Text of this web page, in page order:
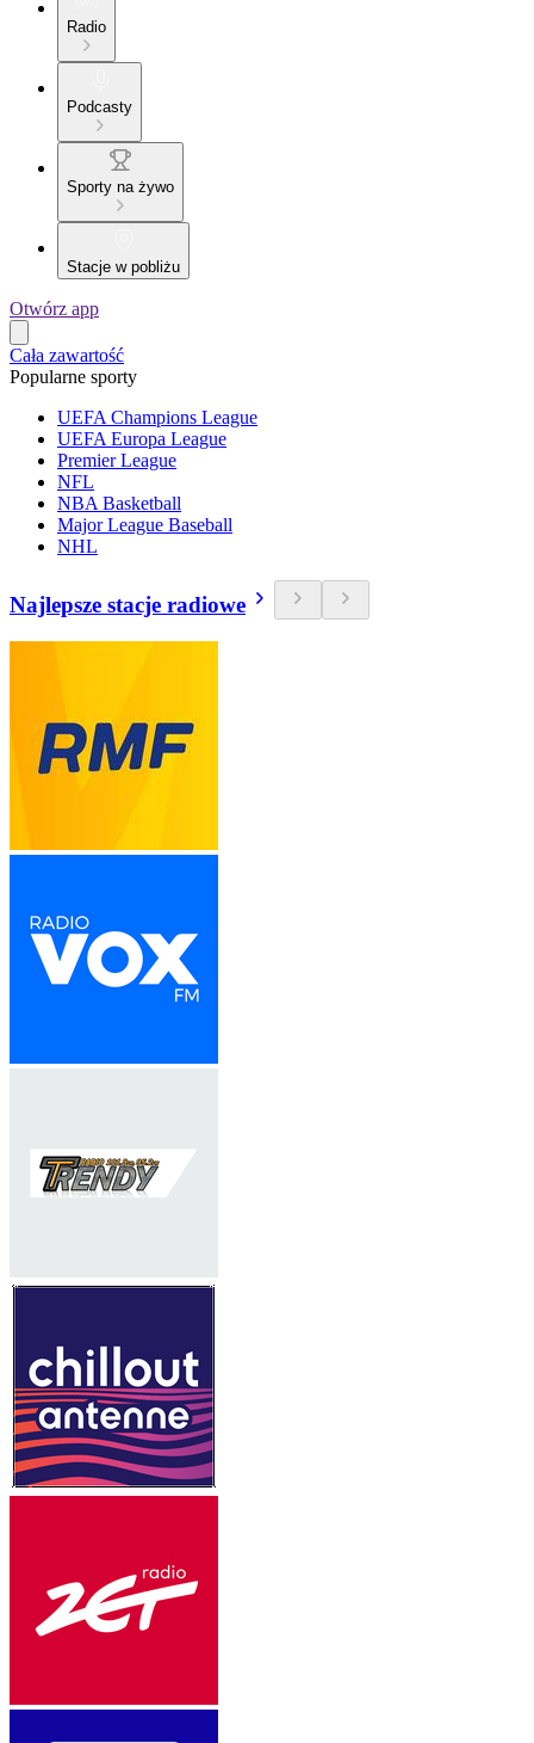
Radio
Podcasty
Sporty na żywo
Stacje w pobliżu
Otwórz app
Cała zawartość
Popularne sporty
UEFA Champions League
UEFA Europa League
Premier League
NFL
NBA Basketball
Major League Baseball
NHL
Najlepsze stacje radiowe